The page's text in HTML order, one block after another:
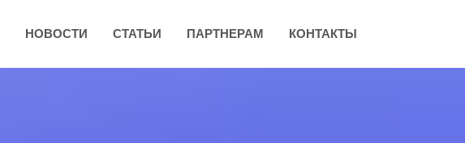
НОВОСТИ СТАТЬИ ПАРТНЕРАМ КОНТАКТЫ